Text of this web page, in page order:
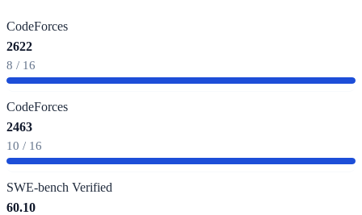
CodeForces
2622
8 / 16
CodeForces
2463
10 / 16
SWE-bench Verified
60.10